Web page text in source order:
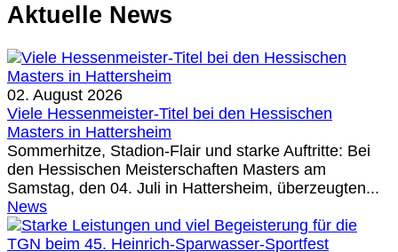
Aktuelle News
02. August 2026
Viele Hessenmeister-Titel bei den Hessischen
Masters in Hattersheim
Sommerhitze, Stadion-Flair und starke Auftritte: Bei
den Hessischen Meisterschaften Masters am
Samstag, den 04. Juli in Hattersheim, überzeugten...
News